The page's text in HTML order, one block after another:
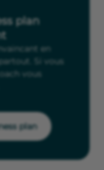
plan
en
Si vous
vous
plan